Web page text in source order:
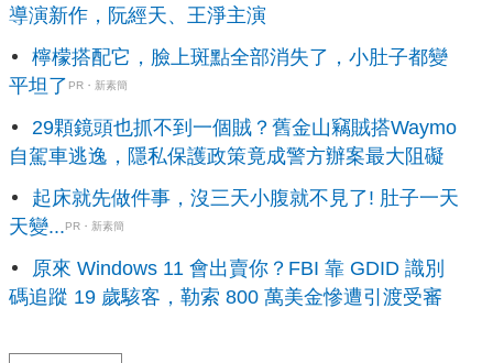
導演新作，阮經天、王淨主演
檸檬搭配它，臉上斑點全部消失了，小肚子都變
平坦了 PR・新素簡
29顆鏡頭也抓不到一個賊？舊金山竊賊搭Waymo
自駕車逃逸，隱私保護政策竟成警方辦案最大阻礙
起床就先做件事，沒三天小腹就不見了! 肚子一天
天變... PR・新素簡
原來 Windows 11 會出賣你？FBI 靠 GDID 識別
碼追蹤 19 歲駭客，勒索 800 萬美金慘遭引渡受審